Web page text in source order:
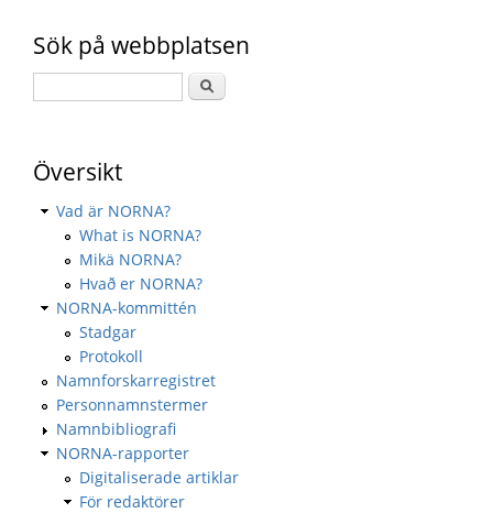
Sök på webbplatsen
Översikt
Vad är NORNA?
What is NORNA?
Mikä NORNA?
Hvað er NORNA?
NORNA-kommittén
Stadgar
Protokoll
Namnforskarregistret
Personnamnstermer
Namnbibliografi
NORNA-rapporter
Digitaliserade artiklar
För redaktörer